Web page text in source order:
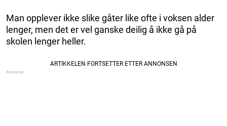
Man opplever ikke slike gåter like ofte i voksen alder
lenger, men det er vel ganske deilig å ikke gå på
skolen lenger heller.